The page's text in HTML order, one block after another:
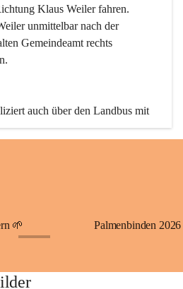
Klaus Weiler fahren.
unmittelbar nach der
Gemeindeamt rechts
auch über den Landbus mit
zu erreichen. Die Linie
Feiertagen können Sie bequem
gewünschten Zeit zu Ihrer
von Weiler kommend nach
Weiler.
🌱 Palmenbinden 2026